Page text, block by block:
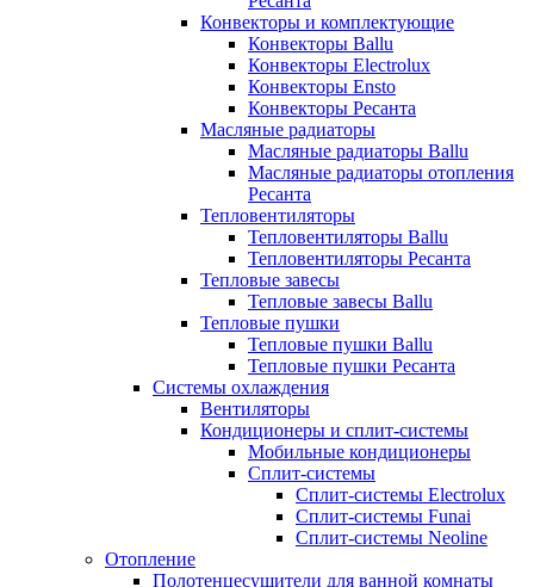
Конвекторы и комплектующие
Конвекторы Ballu
Конвекторы Electrolux
Конвекторы Ensto
Конвекторы Ресанта
Масляные радиаторы
Масляные радиаторы Ballu
Масляные радиаторы отопления
Ресанта
Тепловентиляторы
Тепловентиляторы Ballu
Тепловентиляторы Ресанта
Тепловые завесы
Тепловые завесы Ballu
Тепловые пушки
Тепловые пушки Ballu
Тепловые пушки Ресанта
Системы охлаждения
Вентиляторы
Кондиционеры и сплит-системы
Мобильные кондиционеры
Сплит-системы
Сплит-системы Electrolux
Сплит-системы Funai
Сплит-системы Neoline
Отопление
Полотенцесушители для ванной комнаты